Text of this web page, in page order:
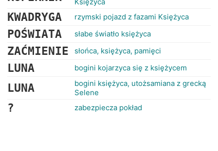
KWADRYGA rzymski pojazd z fazami Księżyca
POŚWIATA słabe światło księżyca
ZAĆMIENIE słońca, księżyca, pamięci
LUNA bogini kojarzyca się z księżycem
LUNA
bogini księżyca, utożsamiana z grecką
Selene
? zabezpiecza pokład